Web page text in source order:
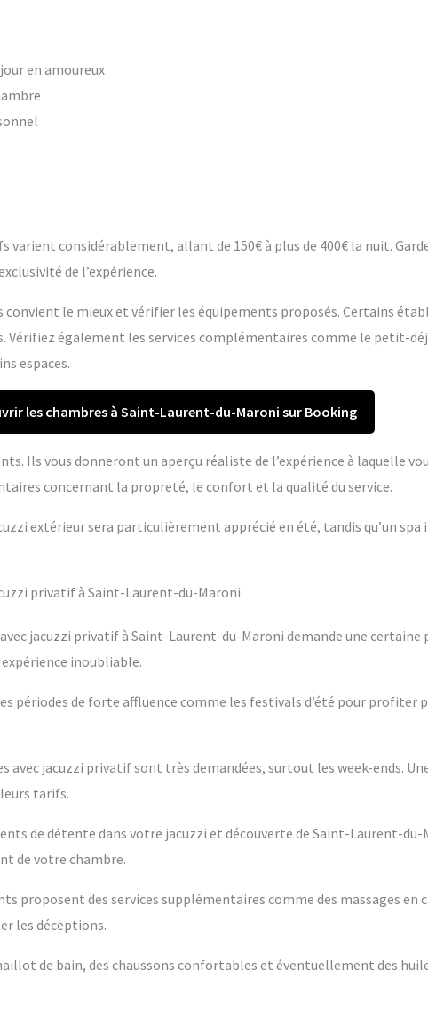
en amoureux
varient considérablement, allant de 150€ à plus de 400€ la nuit.
de l’expérience.
convient le mieux et vérifier les équipements proposés. Certains
Vérifiez également les services complémentaires comme le petit-
espaces.
les chambres à Saint-Laurent-du-Maroni sur Booking
Ils vous donneront un aperçu réaliste de l’expérience à laquelle
concernant la propreté, le confort et la qualité du service.
extérieur sera particulièrement apprécié en été, tandis qu’un
privatif à Saint-Laurent-du-Maroni
jacuzzi privatif à Saint-Laurent-du-Maroni demande une certaine
inoubliable.
périodes de forte affluence comme les festivals d’été pour
avec jacuzzi privatif sont très demandées, surtout les week-ends.
tarifs.
de détente dans votre jacuzzi et découverte de Saint-Laurent-
de votre chambre.
proposent des services supplémentaires comme des massages en
les déceptions.
de bain, des chaussons confortables et éventuellement des